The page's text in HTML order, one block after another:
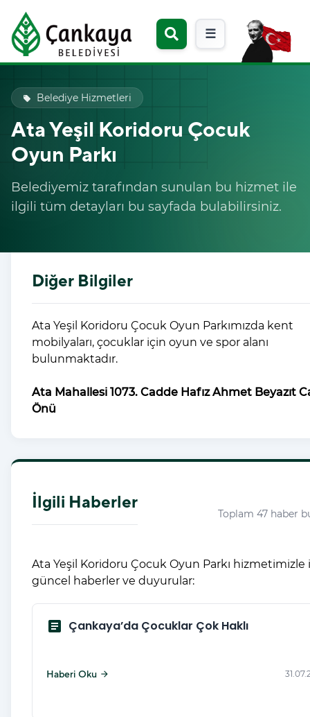
☰
local_offer Belediye Hizmetleri
Ata Yeşil Koridoru Çocuk
Oyun Parkı
Belediyemiz tarafından sunulan bu hizmet ile
ilgili tüm detayları bu sayfada bulabilirsiniz.
Diğer Bilgiler
Ata Yeşil Koridoru Çocuk Oyun Parkımızda kent
mobilyaları, çocuklar için oyun ve spor alanı
bulunmaktadır.
Ata Mahallesi 1073. Cadde Hafız Ahmet Beyazıt
Önü
İlgili Haberler
Toplam 47 haber
Ata Yeşil Koridoru Çocuk Oyun Parkı hizmetimizle
güncel haberler ve duyurular:
article Çankaya’da Çocuklar Çok Haklı
Haberi Oku arrow_forward